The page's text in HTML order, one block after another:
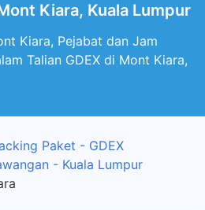
Kiara, Kuala Lumpur
Kiara, Pejabat dan Jam
Talian GDEX di Mont Kiara,
Paket - GDEX
- Kuala Lumpur